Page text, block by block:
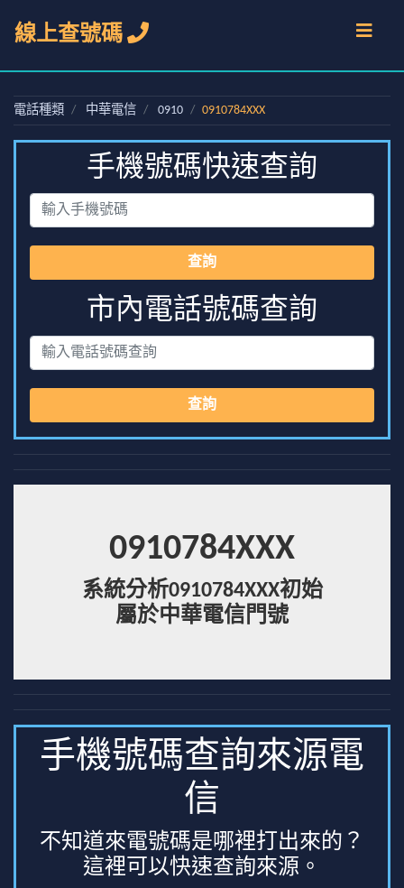
線上查號碼
電話種類 中華電信 0910 0910784XXX
手機號碼快速查詢
查詢
市內電話號碼查詢
查詢
0910784XXX
系統分析0910784XXX初始
屬於中華電信門號
手機號碼查詢來源電
信
不知道來電號碼是哪裡打出來的？
這裡可以快速查詢來源。